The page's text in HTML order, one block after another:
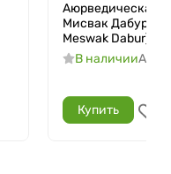
Аюрведическая
Мисвак Дабур
Meswak Dabur),
В наличии
Купить